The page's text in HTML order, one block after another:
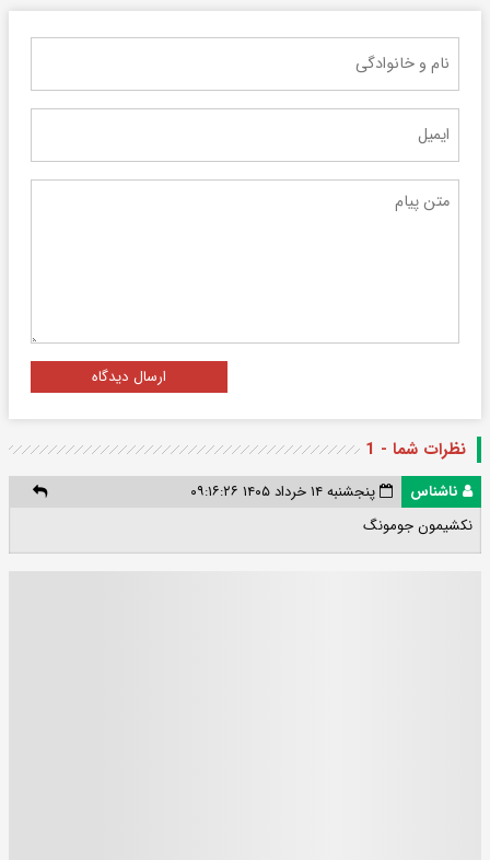
ارسال دیدگاه
نظرات شما - 1
ناشناس
پنجشنبه ۱۴ خرداد ۱۴۰۵ ۰۹:۱۶:۲۶
نکشیمون جومونگ